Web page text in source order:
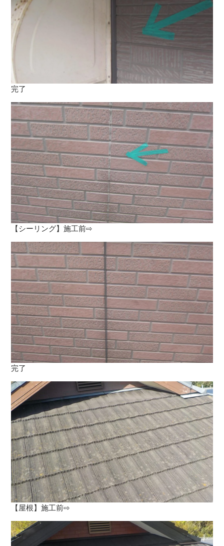
完了
【シーリング】施工前⇨
完了
【屋根】施工前⇨